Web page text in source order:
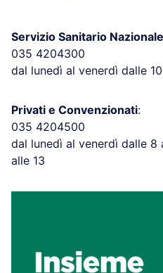
Servizio Sanitario Nazionale
035 4204300
dal lunedì al venerdì dalle
Privati e Convenzionati:
035 4204500
dal lunedì al venerdì dalle 8
alle 13